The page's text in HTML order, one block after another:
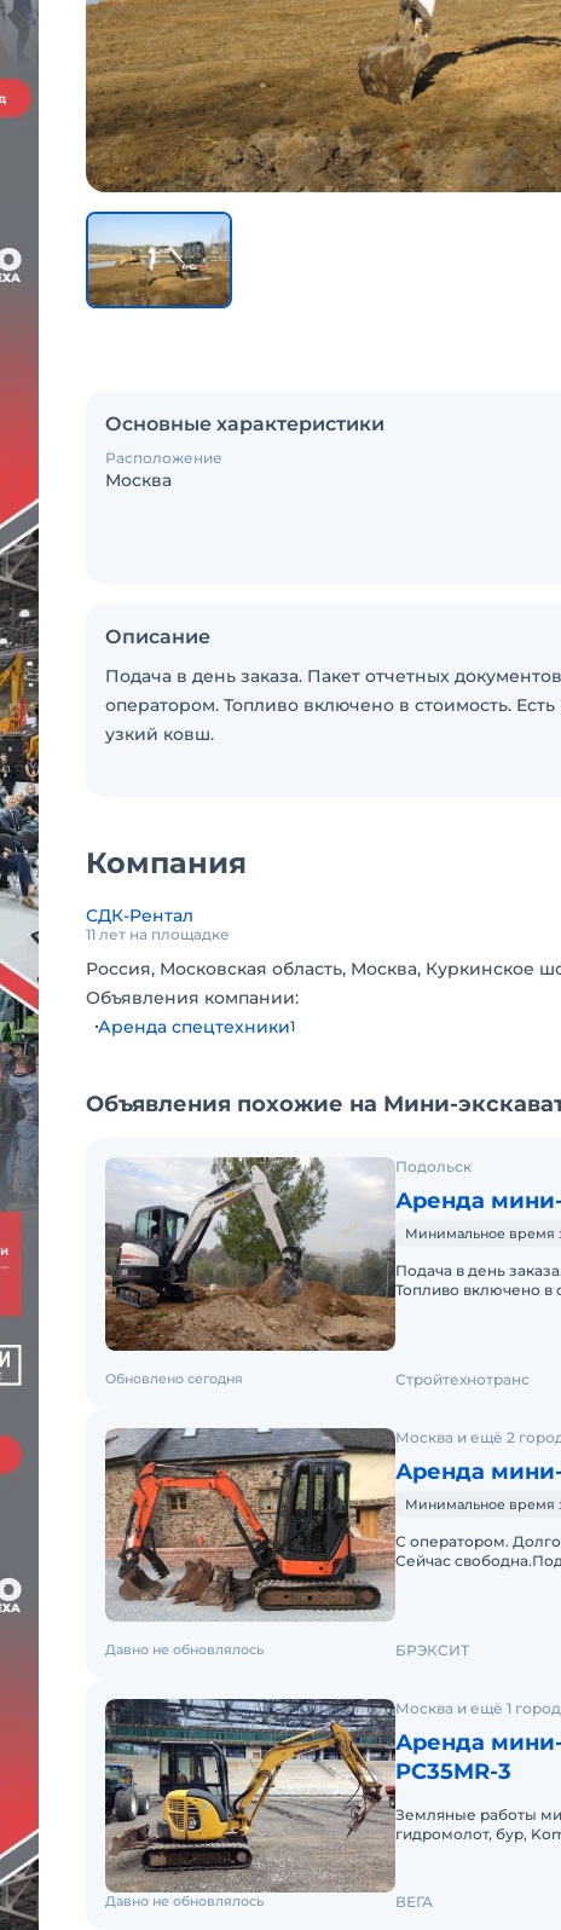
Основные характеристики
Расположение
Москва
Описание
Подача в день заказа. Пакет отчетных
оператором. Топливо включено в стоимость. Есть
узкий ковш.
Компания
СДК-Рентал
11 лет на площадке
Россия, Московская область, Москва, Куркинское
Объявления компании:
Аренда спецтехники1
Объявления похожие на Мини-
Подольск
Аренда
Минимальное время
Подача в день
Топливо включено в
Обновлено сегодня Стройтехнотранс
Москва и ещё 2
Аренда мини-
Минимальное время
С оператором.
Сейчас
Давно не обновлялось БРЭКСИТ
Москва и ещё 1 город
Аренда
PC35MR-3
Земляные работы
гидромолот, бур,
Давно не обновлялось ВЕГА